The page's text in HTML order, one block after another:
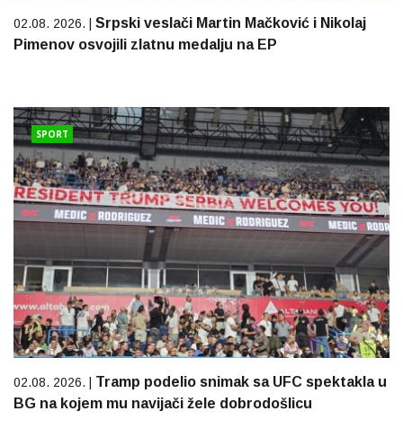
02.08. 2026. | Srpski veslači Martin Mačković i Nikolaj
Pimenov osvojili zlatnu medalju na EP
SPORT
02.08. 2026. | Tramp podelio snimak sa UFC spektakla u
BG na kojem mu navijači žele dobrodošlicu